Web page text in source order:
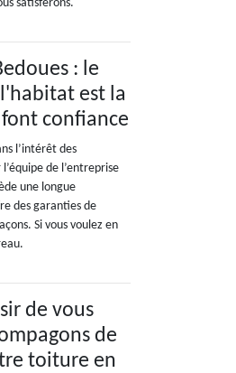
satisferons.
: le
est la
confiance
l’intérêt des
de l’entreprise
une longue
des garanties de
Si vous voulez en
de vous
de
toiture en